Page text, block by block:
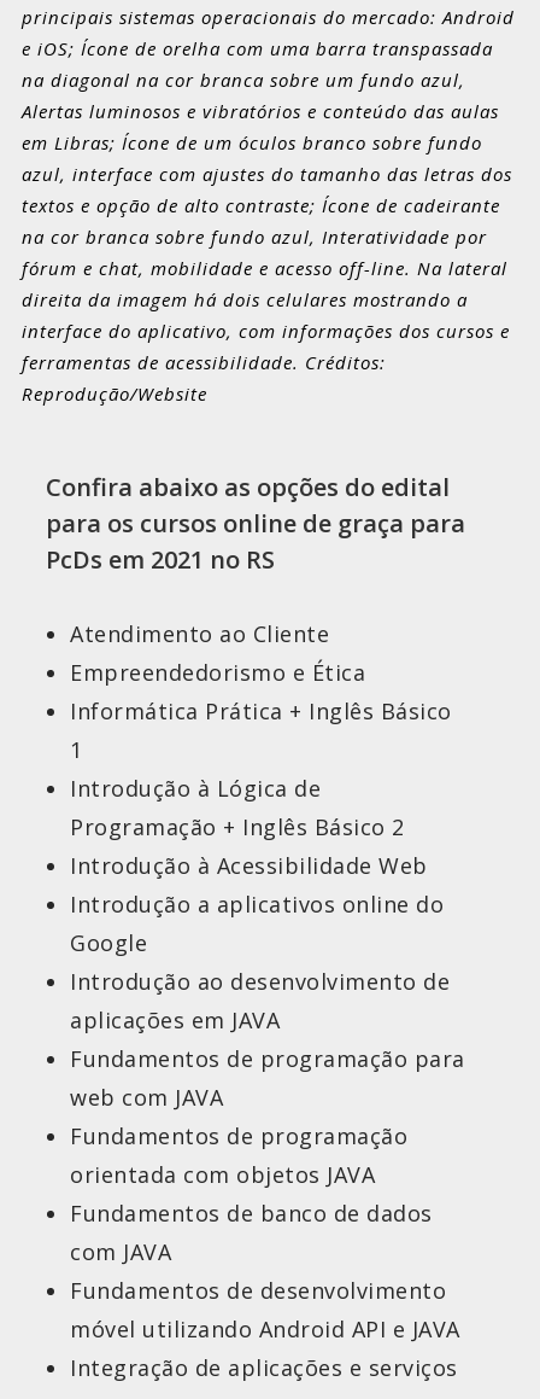
principais sistemas operacionais do mercado: Android
e iOS; Ícone de orelha com uma barra transpassada
na diagonal na cor branca sobre um fundo azul,
Alertas luminosos e vibratórios e conteúdo das aulas
em Libras; Ícone de um óculos branco sobre fundo
azul, interface com ajustes do tamanho das letras dos
textos e opção de alto contraste; Ícone de cadeirante
na cor branca sobre fundo azul, Interatividade por
fórum e chat, mobilidade e acesso off-line. Na lateral
direita da imagem há dois celulares mostrando a
interface do aplicativo, com informações dos cursos e
ferramentas de acessibilidade. Créditos:
Reprodução/Website
Confira abaixo as opções do edital
para os cursos online de graça para
PcDs em 2021 no RS
Atendimento ao Cliente
Empreendedorismo e Ética
Informática Prática + Inglês Básico
1
Introdução à Lógica de
Programação + Inglês Básico 2
Introdução à Acessibilidade Web
Introdução a aplicativos online do
Google
Introdução ao desenvolvimento de
aplicações em JAVA
Fundamentos de programação para
web com JAVA
Fundamentos de programação
orientada com objetos JAVA
Fundamentos de banco de dados
com JAVA
Fundamentos de desenvolvimento
móvel utilizando Android API e JAVA
Integração de aplicações e serviços